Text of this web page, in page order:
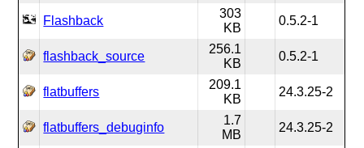
Flashback
303
KB
0.5.2-1
flashback_source
256.1
KB
0.5.2-1
flatbuffers
209.1
KB
24.3.25-2
flatbuffers_debuginfo
1.7
MB
24.3.25-2